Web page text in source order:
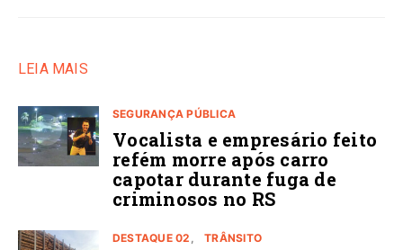
LEIA MAIS
SEGURANÇA PÚBLICA
Vocalista e empresário feito
refém morre após carro
capotar durante fuga de
criminosos no RS
DESTAQUE 02 TRÂNSITO